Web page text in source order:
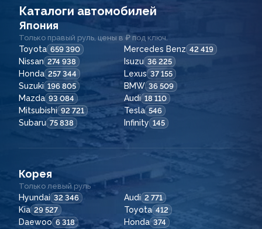
Каталоги автомобилей
Япония
Только правый руль, цены в ₽ под ключ.
Toyota 659 390 Mercedes Benz 42 419
Nissan 274 938 Isuzu 36 225
Honda 257 344 Lexus 37 155
Suzuki 196 805 BMW 36 509
Mazda 93 084 Audi 18 110
Mitsubishi 92 721 Tesla 546
Subaru 75 838 Infinity 145
Корея
Только левый руль
Hyundai 32 346 Audi 2 771
Kia 29 527 Toyota 412
Daewoo 6 318 Honda 374